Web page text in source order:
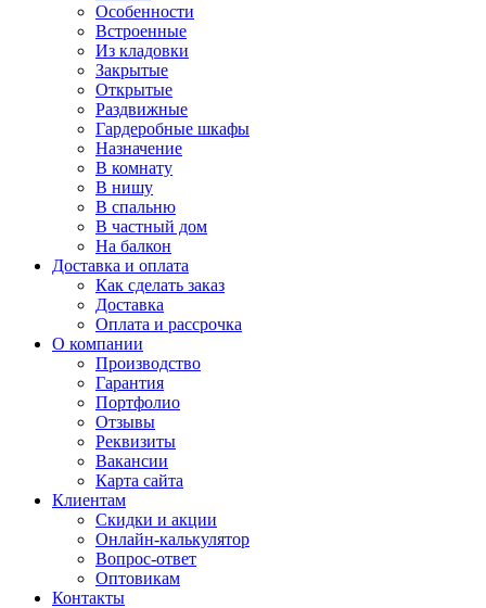
Особенности
Встроенные
Из кладовки
Закрытые
Открытые
Раздвижные
Гардеробные шкафы
Назначение
В комнату
В нишу
В спальню
В частный дом
На балкон
Доставка и оплата
Как сделать заказ
Доставка
Оплата и рассрочка
О компании
Производство
Гарантия
Портфолио
Отзывы
Реквизиты
Вакансии
Карта сайта
Клиентам
Скидки и акции
Онлайн-калькулятор
Вопрос-ответ
Оптовикам
Контакты